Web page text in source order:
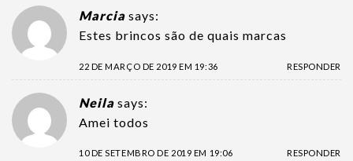
Marcia says:
Estes brincos são de quais marcas
22 DE MARÇO DE 2019 EM 19:36 RESPONDER
Neila says:
Amei todos
10 DE SETEMBRO DE 2019 EM 19:06 RESPONDER